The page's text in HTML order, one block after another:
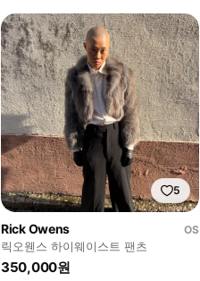
5
Rick Owens
OS
릭오웬스 하이웨이스트 팬츠
350,000원